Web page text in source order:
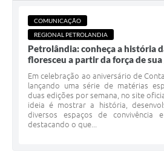
COMUNICAÇÃO
REGIONAL PETROLANDIA
Petrolândia: conheça a história
floresceu a partir da força de
Em celebração ao aniversário de
lançando uma série de matérias
duas edições por semana, no site
ideia é mostrar a história,
diversos espaços de convivência
destacando o que...